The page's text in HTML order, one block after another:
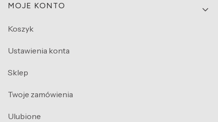
MOJE KONTO
Koszyk
Ustawienia konta
Sklep
Twoje zamówienia
Ulubione